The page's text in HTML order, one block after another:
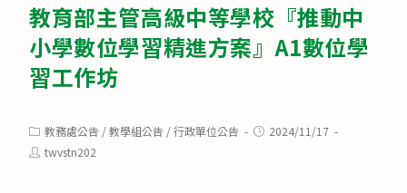
教育部主管高級中等學校『推動中
小學數位學習精進方案』A1數位學
習工作坊
Post
category:
教務處公告 /教學組公告 /行政單位公告
Post2024/11/17
Posttwvstn202